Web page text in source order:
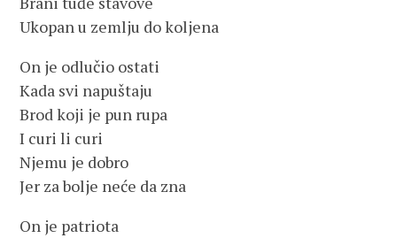
Ukopan u zemlju do koljena
On je odlučio ostati
Kada svi napuštaju
Brod koji je pun rupa
I curi li curi
Njemu je dobro
Jer za bolje neće da zna
On je patriota